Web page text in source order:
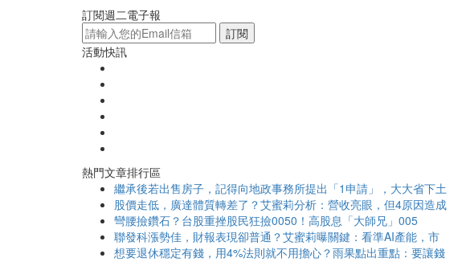
訂閱週二電子報
訂閱
活動快訊
熱門文章排行區
繼承後若出售房子，記得向地政事務所提出「1申請」，大大省下土
股價走低，廣達體質轉差了？艾蜜莉分析：營收亮眼，但4原因造成
彎腰撿鑽石？台股重挫股民狂撿0050！高股息「大師兄」005
聯發科漲勢佳，財報表現卻普通？艾蜜莉曝關鍵：看準AI產能，市
想要退休穩定有錢，用4%法則就不用擔心？雨果點出重點：要讓錢